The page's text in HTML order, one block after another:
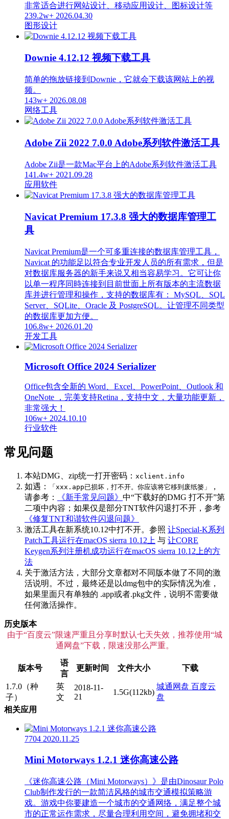
非常适合进行网站设计、移动应用设计、图标设计等
239.2w+ 2026.04.30
图形设计
Downie 4.12.12 视频下载工具
简单的拖放链接到Downie，它就会下载该网站上的视
频。
143w+ 2026.08.08
网络工具
Adobe Zii 2022 7.0.0 Adobe系列软件激活工具
Adobe Zii是一款Mac平台上的Adobe系列软件激活工具
141.4w+ 2021.09.28
应用软件
Navicat Premium 17.3.8 强大的数据库管理工
具
Navicat Premium是一个可多重连接的数据库管理工具，
Navicat 的功能足以符合专业开发人员的所有需求，但是
对数据库服务器的新手来说又相当容易学习。它可让你
以单一程序同時连接到目前世面上所有版本的主流数据
库并进行管理和操作，支持的数据库有： MySQL、SQL
Server、SQLite、Oracle 及 PostgreSQL。让管理不同类型
的数据库更加方便。
106.8w+ 2026.01.20
开发工具
Microsoft Office 2024 Serializer
Office包含全新的 Word、Excel、PowerPoint、Outlook 和
OneNote ，完美支持Retina，支持中文，大量功能更新，
非常强大！
106w+ 2024.10.10
行业软件
常见问题
本站DMG、zip统一打开密码： xclient.info
如遇： 「xxx.app已损坏，打不开。你应该将它移到废纸篓」
，
请参考：
《新手常见问题》 中“下载好的DMG 打不开”第
二项中内容；如果仅是部分TNT软件闪退打不开，参考
《修复TNT和谐软件闪退问题》
激活工具在新系统10.12中打不开。参照 让Special-K系列
Patch工具运行在macOS sierra 10.12上 与 让CORE
Keygen系列注册机成功运行在macOS sierra 10.12上的方
法
关于激活方法，大部分文章都对不同版本做了不同的激
活说明。不过，最终还是以dmg包中的实际情况为准，
如果里面只有单独的 .app或者.pkg文件，说明不需要做
任何激活操作。
历史版本
由于“百度云”限速严重且分享时默认七天失效，推荐使用“城
通网盘”下载，限速没那么严重。
版本号
语
言
更新时间 文件大小 下载
1.7.0（种
子）
英
文
2018-11-
21
1.5G(112kb)
城通网盘 百度云
盘
相关应用
7704 2020.11.25
Mini Motorways 1.2.1 迷你高速公路
《迷你高速公路（Mini Motorways）》是由Dinosaur Polo
Club制作发行的一款简洁风格的城市交通模拟策略游
戏。游戏中你要建造一个城市的交通网络，满足整个城
市的正常运作需求，尽量合理利用空间，避免拥堵和交